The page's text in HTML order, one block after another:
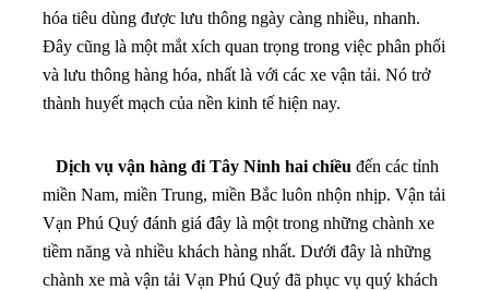
hóa tiêu dùng được lưu thông ngày càng nhiều, nhanh.
Đây cũng là một mắt xích quan trọng trong việc phân phối
và lưu thông hàng hóa, nhất là với các xe vận tải. Nó trở
thành huyết mạch của nền kinh tế hiện nay.
Dịch vụ vận hàng đi Tây Ninh hai chiều đến các tỉnh
miền Nam, miền Trung, miền Bắc luôn nhộn nhịp. Vận tải
Vạn Phú Quý đánh giá đây là một trong những chành xe
tiềm năng và nhiều khách hàng nhất. Dưới đây là những
chành xe mà vận tải Vạn Phú Quý đã phục vụ quý khách